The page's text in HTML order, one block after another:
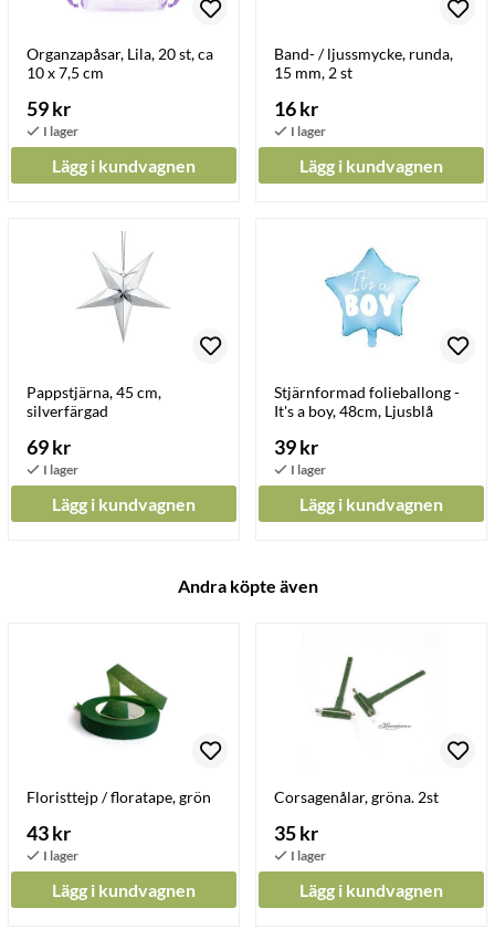
Organzapåsar, Lila, 20 st, ca
10 x 7,5 cm
59 kr
Lägg i kundvagnen
Band- / ljussmycke, runda,
15 mm, 2 st
16 kr
Lägg i kundvagnen
Pappstjärna, 45 cm,
silverfärgad
69 kr
Lägg i kundvagnen
Stjärnformad folieballong -
It's a boy, 48cm, Ljusblå
39 kr
Lägg i kundvagnen
Andra köpte även
Floristtejp / floratape, grön
43 kr
Lägg i kundvagnen
Corsagenålar, gröna. 2st
35 kr
Lägg i kundvagnen